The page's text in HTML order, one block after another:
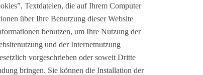
Textdateien, die auf Ihrem Computer
über Ihre Benutzung dieser Website
benutzen, um Ihre Nutzung der
und der Internetnutzung
vorgeschrieben oder soweit Dritte
bringen. Sie können die Installation der